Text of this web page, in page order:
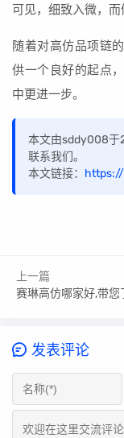
可见，细致入微，而
随着对高仿品项链
供一个良好的起点
中更进一步。
本文由sddy008于
联系我们。
本文链接：
上一篇
赛琳高仿哪家好,带您
发表评论